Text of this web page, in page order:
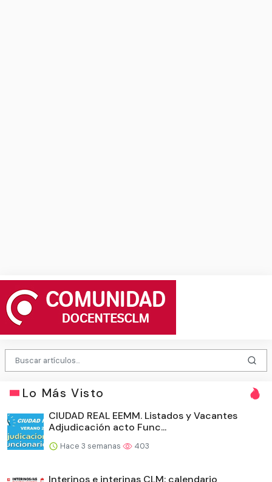
Lo Más Visto
CIUDAD REAL EEMM. Listados y Vacantes
Adjudicación acto Func...
Hace 3 semanas 403
Interinos e interinas CLM: calendario